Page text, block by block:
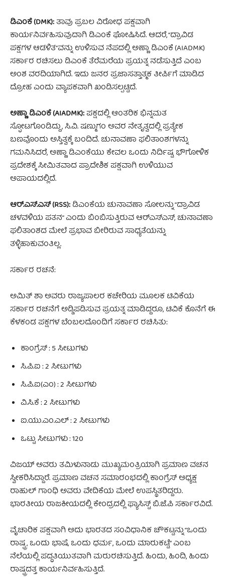
ಡಿಎಂಕೆ (DMK):ತಾವು ಪ್ರಬಲ ವಿರೋಧ ಪಕ್ಷವಾಗಿ
ಕಾರ್ಯನಿರ್ವಹಿಸುವುದಾಗಿ ಡಿಎಂಕೆ ಘೋಷಿಸಿದೆ. ಆದರೆ, “ದ್ರಾವಿಡ
ಪಕ್ಷಗಳ ಆಡಳಿತ”ವನ್ನು ಉಳಿಸುವ ನೆಪದಲ್ಲಿ ಅಣ್ಣಾ ಡಿಎಂಕೆ (AIADMK)
ಸರ್ಕಾರ ರಚಿಸಲು ಡಿಎಂಕೆ ತೆರೆಮರೆಯ ಪ್ರಯತ್ನ ನಡೆಸುತ್ತಿದೆ ಎಂಬ
ಅಂಶ ವರದಿಯಾಗಿದೆ. ಇದು ಜನರ ಪ್ರಜಾಸತ್ತಾತ್ಮಕ ತೀರ್ಪಿಗೆ ಮಾಡಿದ
ದ್ರೋಹ ಎಂದು ವ್ಯಾಪಕವಾಗಿ ಖಂಡಿಸಲ್ಪಟ್ಟಿದೆ.
ಅಣ್ಣಾ ಡಿಎಂಕೆ (AIADMK):ಪಕ್ಷದಲ್ಲಿ ಆಂತರಿಕ ಭಿನ್ನಮತ
ಸ್ಫೋಟಗೊಂಡಿದ್ದು, ಸಿ.ವಿ. ಷಣ್ಮುಗಂ ಅವರ ನೇತೃತ್ವದಲ್ಲಿ ಪ್ರತ್ಯೇಕ
ಬಣವೊಂದು ಅಸ್ತಿತ್ವಕ್ಕೆ ಬಂದಿದೆ. ಚುನಾವಣಾ ಫಲಿತಾಂಶಗಳನ್ನು
ಗಮನಿಸಿದರೆ, ಅಣ್ಣಾ ಡಿಎಂಕೆಯು ಕೇವಲ ಒಂದು ನಿರ್ದಿಷ್ಟ ಭೌಗೋಳಿಕ
ಪ್ರದೇಶಕ್ಕೆ ಸೀಮಿತವಾದ ಪ್ರಾದೇಶಿಕ ಪಕ್ಷವಾಗಿ ಉಳಿಯುವ
ಅಪಾಯದಲ್ಲಿದೆ.
ಆರ್‌.ಎಸ್‌.ಎಸ್ (RSS):ಡಿಎಂಕೆಯ ಚುನಾವಣಾ ಸೋಲನ್ನು “ದ್ರಾವಿಡ
ಚಳವಳಿಯ ಪತನ” ಎಂದು ಬಿಂಬಿಸುತ್ತಿರುವ ಆರ್‌ಎಸ್‌ಎಸ್, ಚುನಾವಣಾ
ಫಲಿತಾಂಶದ ಮೇಲೆ ಪ್ರಭಾವ ಬೀರಿರುವ ಸಾಧ್ಯತೆಯನ್ನು
ತಳ್ಳಿಹಾಕುವಂತಿಲ್ಲ.
ಸರ್ಕಾರ ರಚನೆ:
ಅಮಿತ್ ಶಾ ಅವರು ರಾಜ್ಯಪಾಲರ ಕಚೇರಿಯ ಮೂಲಕ ಟಿವಿಕೆಯ
ಸರ್ಕಾರ ರಚನೆಗೆ ಅಡ್ಡಿಪಡಿಸುವ ಪ್ರಯತ್ನ ಮಾಡಿದ್ದರೂ, ಟಿವಿಕೆ ಕೊನೆಗೆ ಈ
ಕೆಳಕಂಡ ಪಕ್ಷಗಳ ಬೆಂಬಲದೊಂದಿಗೆ ಸರ್ಕಾರ ರಚಿಸಿತು:
ಕಾಂಗ್ರೆಸ್ : 5 ಸೀಟುಗಳು
ಸಿ.ಪಿ.ಐ : 2 ಸೀಟುಗಳು
ಸಿ.ಪಿ.ಐ(ಎಂ) : 2 ಸೀಟುಗಳು
ವಿ.ಸಿ.ಕೆ : 2 ಸೀಟುಗಳು
ಐ.ಯು.ಎಂ.ಎಲ್ : 2 ಸೀಟುಗಳು
ಒಟ್ಟು ಸೀಟುಗಳು : 120
ವಿಜಯ್ ಅವರು ತಮಿಳುನಾಡು ಮುಖ್ಯಮಂತ್ರಿಯಾಗಿ ಪ್ರಮಾಣ ವಚನ
ಸ್ವೀಕರಿಸಿದ್ದಾರೆ. ಪ್ರಮಾಣ ವಚನ ಸಮಾರಂಭದಲ್ಲಿ ಕಾಂಗ್ರೆಸ್ ಅಧ್ಯಕ್ಷ
ರಾಹುಲ್ ಗಾಂಧಿ ಅವರು ವೇದಿಕೆಯ ಮೇಲೆ ಉಪಸ್ಥಿತರಿದ್ದರು.
ಭಾರತೀಯ ರಾಜಕೀಯದಲ್ಲಿ ಕೇಂದ್ರದಲ್ಲಿ ಫ್ಯಾಸಿಸ್ಟ್ ಬಿ.ಜೆ.ಪಿ ಸರ್ಕಾರವಿದೆ.
ವೈಚಾರಿಕ ಪಕ್ಷವಾಗಿ ಅದು ಭಾರತದ ಸಂವಿಧಾನಿಕ ಚೌಕಟ್ಟನ್ನು “ಒಂದು
ರಾಷ್ಟ್ರ, ಒಂದು ಭಾಷೆ, ಒಂದು ಧರ್ಮ, ಒಂದು ಮಾರುಕಟ್ಟೆ” ಎಂಬ
ನೆಲೆಯಲ್ಲಿ ಪದ್ಧತಿಯುತವಾಗಿ ಮರುರಚಿಸುತ್ತಿದೆ. ಹಿಂದು, ಹಿಂದಿ, ಹಿಂದು
ರಾಷ್ಟ್ರದತ್ತ ಕಾರ್ಯನಿರ್ವಹಿಸುತ್ತಿದೆ.